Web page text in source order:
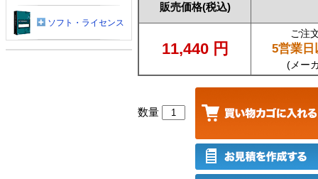
販売価格(税込)
11,440 円
ご注
5営業日
(メー
数量
ソフト・ライセンス